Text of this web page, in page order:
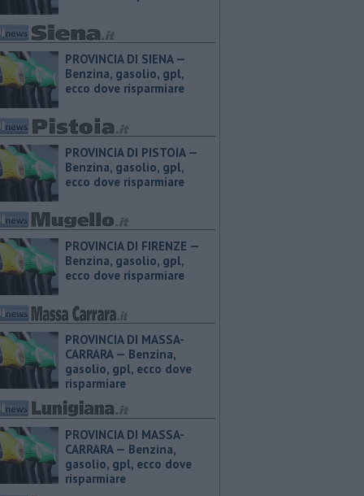
PROVINCIA DI SIENA — ​
Benzina, gasolio, gpl,
ecco dove risparmiare
PROVINCIA DI PISTOIA — ​
Benzina, gasolio, gpl,
ecco dove risparmiare
PROVINCIA DI FIRENZE — ​
Benzina, gasolio, gpl,
ecco dove risparmiare
PROVINCIA DI MASSA-
CARRARA — ​Benzina,
gasolio, gpl, ecco dove
risparmiare
PROVINCIA DI MASSA-
CARRARA — ​Benzina,
gasolio, gpl, ecco dove
risparmiare